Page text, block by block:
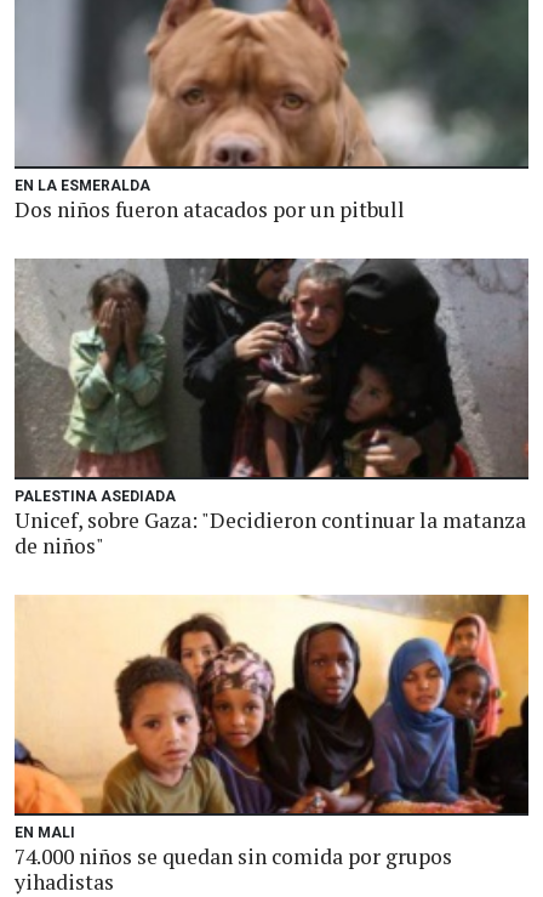
EN LA ESMERALDA
Dos niños fueron atacados por un pitbull
PALESTINA ASEDIADA
Unicef, sobre Gaza: "Decidieron continuar la matanza
de niños"
EN MALI
74.000 niños se quedan sin comida por grupos
yihadistas